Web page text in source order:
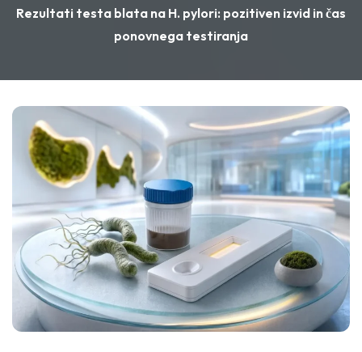
Rezultati testa blata na H. pylori: pozitiven izvid in čas
ponovnega testiranja